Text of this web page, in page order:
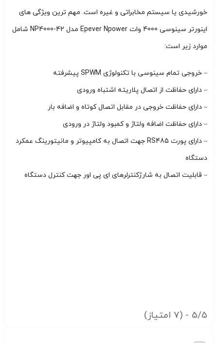
خورشیدی یا سیستم مخابراتی و غیره است. مهم ترین ویژگی های
اینورتر سینوسی 4000 وات Epever Npower مدل NP4000-42 شامل
موارد زیر است:
– خروجی تمام سینوسی با تکنولوژی SPWM پیشرفته
– دارای حفاظت از اتصال پلاریته اشتباه ورودی
– دارای حفاظت خروجی در مقابل اتصال کوتاه و اضافه بار
– دارای حفاظت اضافه ولتاژ و کمبود ولتاژ در ورودی
– دارای پورت RS485 جهت اتصال به کامپیوتر و مانیتورینگ عمکرد
دستگاه
– قابلیت اتصال به شارژکنترلرهای ای پی اور جهت کنترل دستگاه
5/5 - (7 امتیاز)